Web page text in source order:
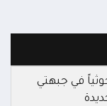
في جبهتي